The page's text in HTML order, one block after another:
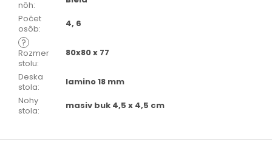
nôh:
Počet
osôb: 4, 6
?
Rozmer
stolu:
80x80 x 77
Deska
stola:
lamino 18 mm
Nohy
stola: masiv buk 4,5 x 4,5 cm
Z